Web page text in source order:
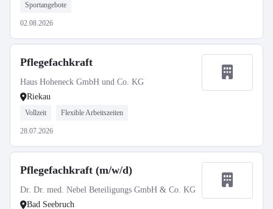
Sportangebote
02.08.2026
Pflegefachkraft
Haus Hoheneck GmbH und Co. KG
Riekau
Vollzeit Flexible Arbeitszeiten
28.07.2026
Pflegefachkraft (m/w/d)
Dr. Dr. med. Nebel Beteiligungs GmbH & Co. KG
Bad Seebruch